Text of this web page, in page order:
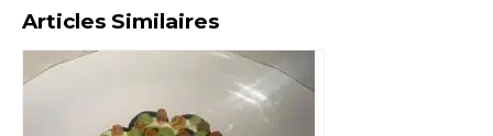
Articles Similaires